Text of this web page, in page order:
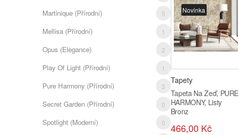
Martinique (přírodní) 5
Mellisa (přírodní) 1
Opus (elegance) 2
Play Of Light (přírodní) 1
Pure Harmony (přírodní) 3
Secret Garden (přírodní) 0
Spotlight (moderní) 0
Novinka
Tapety
Tapeta Na Zeď, PURE
HARMONY, Listy
Bronz
466,00 Kč